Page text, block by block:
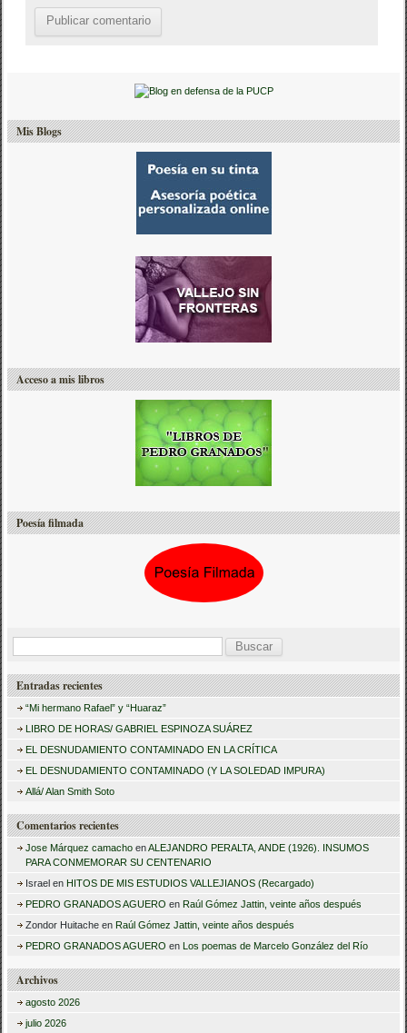
Mis Blogs
Acceso a mis libros
Poesía filmada
s
r
Entradas recientes
“Mi hermano Rafael” y “Huaraz”
LIBRO DE HORAS/ GABRIEL ESPINOZA SUÁREZ
EL DESNUDAMIENTO CONTAMINADO EN LA CRÍTICA
EL DESNUDAMIENTO CONTAMINADO (Y LA SOLEDAD IMPURA)
Allá/ Alan Smith Soto
Comentarios recientes
Jose Márquez camacho enALEJANDRO PERALTA, ANDE (1926). INSUMOS
PARA CONMEMORAR SU CENTENARIO
Israel en HITOS DE MIS ESTUDIOS VALLEJIANOS (Recargado)
PEDRO GRANADOS AGUERO en Raúl Gómez Jattin, veinte años después
Zondor Huitache en Raúl Gómez Jattin, veinte años después
PEDRO GRANADOS AGUERO en Los poemas de Marcelo González del Río
Archivos
agosto 2026
julio 2026